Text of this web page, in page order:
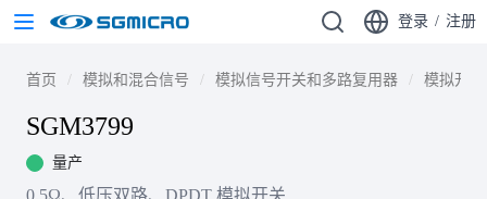
登录 / 注册
首页 模拟和混合信号 模拟信号开关和多路复用器 模拟开关
SGM3799
量产
0.5Ω、低压双路、DPDT 模拟开关